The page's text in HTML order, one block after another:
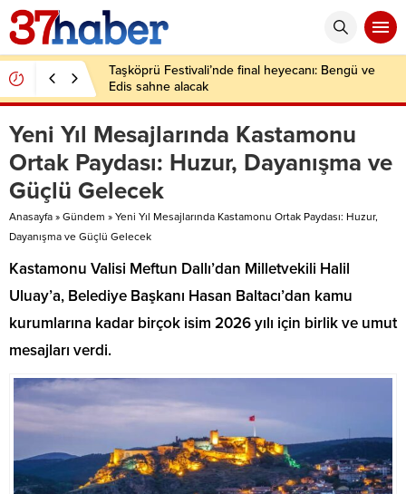
Taşköprü Festivali’nde final heyecanı: Bengü ve
Edis sahne alacak
Yeni Yıl Mesajlarında Kastamonu
Ortak Paydası: Huzur, Dayanışma ve
Güçlü Gelecek
Anasayfa » Gündem » Yeni Yıl Mesajlarında Kastamonu Ortak Paydası: Huzur,
Dayanışma ve Güçlü Gelecek
Kastamonu Valisi Meftun Dallı’dan Milletvekili Halil
Uluay’a, Belediye Başkanı Hasan Baltacı’dan kamu
kurumlarına kadar birçok isim 2026 yılı için birlik ve umut
mesajları verdi.